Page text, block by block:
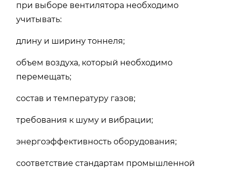
при выборе вентилятора необходимо
учитывать:
длину и ширину тоннеля;
объем воздуха, который необходимо
перемещать;
состав и температуру газов;
требования к шуму и вибрации;
энергоэффективность оборудования;
соответствие стандартам промышленной